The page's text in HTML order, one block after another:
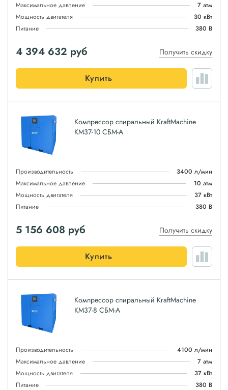
Максимальное давление
7 атм
Мощность двигателя
30 кВт
Питание
380 В
4 394 632 руб Получить скидку
Купить
Компрессор спиральный KraftMachine
КМ37-10 СБМ-А
Производительность
3400 л/мин
Максимальное давление
10 атм
Мощность двигателя
37 кВт
Питание
380 В
5 156 608 руб Получить скидку
Купить
Компрессор спиральный KraftMachine
КМ37-8 СБМ-А
Производительность
4100 л/мин
Максимальное давление
7 атм
Мощность двигателя
37 кВт
Питание
380 В